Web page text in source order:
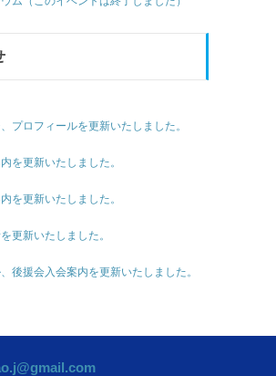
プロフィールを更新いたしました。
を更新いたしました。
を更新いたしました。
更新いたしました。
後援会入会案内を更新いたしました。